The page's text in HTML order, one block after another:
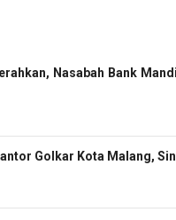
Nasabah Bank
Golkar Kota Malang,